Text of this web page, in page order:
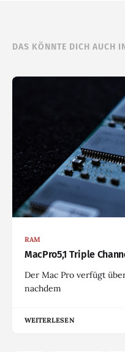
DAS KÖNNTE DICH AUCH
RAM
MacPro5,1 Triple
Der Mac Pro verfügt
nachdem
WEITERLESEN